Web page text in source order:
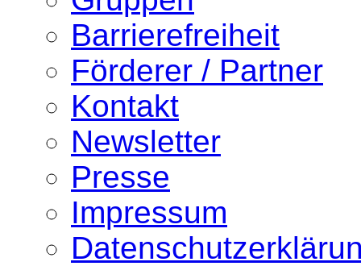
Barrierefreiheit
Förderer / Partner
Kontakt
Newsletter
Presse
Impressum